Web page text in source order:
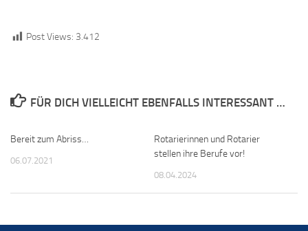
Post Views: 3.412
FÜR DICH VIELLEICHT EBENFALLS INTERESSANT …
Bereit zum Abriss…
06.07.2021
Rotarierinnen und Rotarier
stellen ihre Berufe vor!
08.04.2024